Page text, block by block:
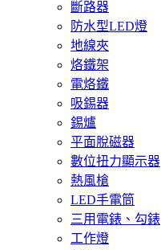
斷路器
防水型LED燈
地線夾
烙鐵架
電烙鐵
吸錫器
錫爐
平面脫磁器
數位扭力顯示器
熱風槍
LED手電筒
三用電錶、勾錶
工作燈